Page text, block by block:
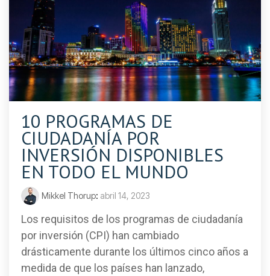
10 PROGRAMAS DE
CIUDADANÍA POR
INVERSIÓN DISPONIBLES
EN TODO EL MUNDO
Mikkel Thorup: abril 14, 2023
Los requisitos de los programas de ciudadanía
por inversión (CPI) han cambiado
drásticamente durante los últimos cinco años a
medida de que los países han lanzado,